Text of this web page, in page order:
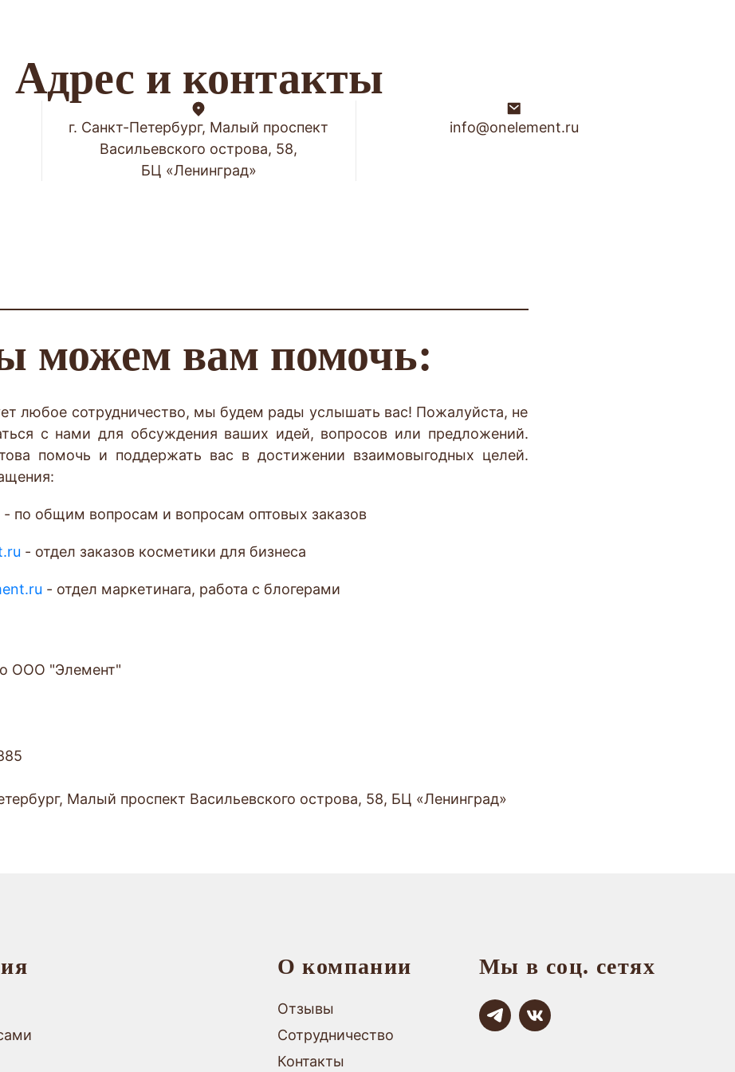
Адрес и контакты
г. Санкт-Петербург, Малый проспект
Васильевского острова, 58,
БЦ «Ленинград»
info@onelement.ru
можем вам помочь:
любое сотрудничество, мы будем рады услышать вас! Пожалуйста, не
с нами для обсуждения ваших идей, вопросов или предложений.
помочь и поддержать вас в достижении взаимовыгодных целей.
- по общим вопросам и вопросам оптовых заказов
- отдел заказов косметики для бизнеса
- отдел маркетинага, работа с блогерами
ООО "Элемент"
Малый проспект Васильевского острова, 58, БЦ «Ленинград»
О компании
Отзывы
Сотрудничество
Контакты
Мы в соц. сетях